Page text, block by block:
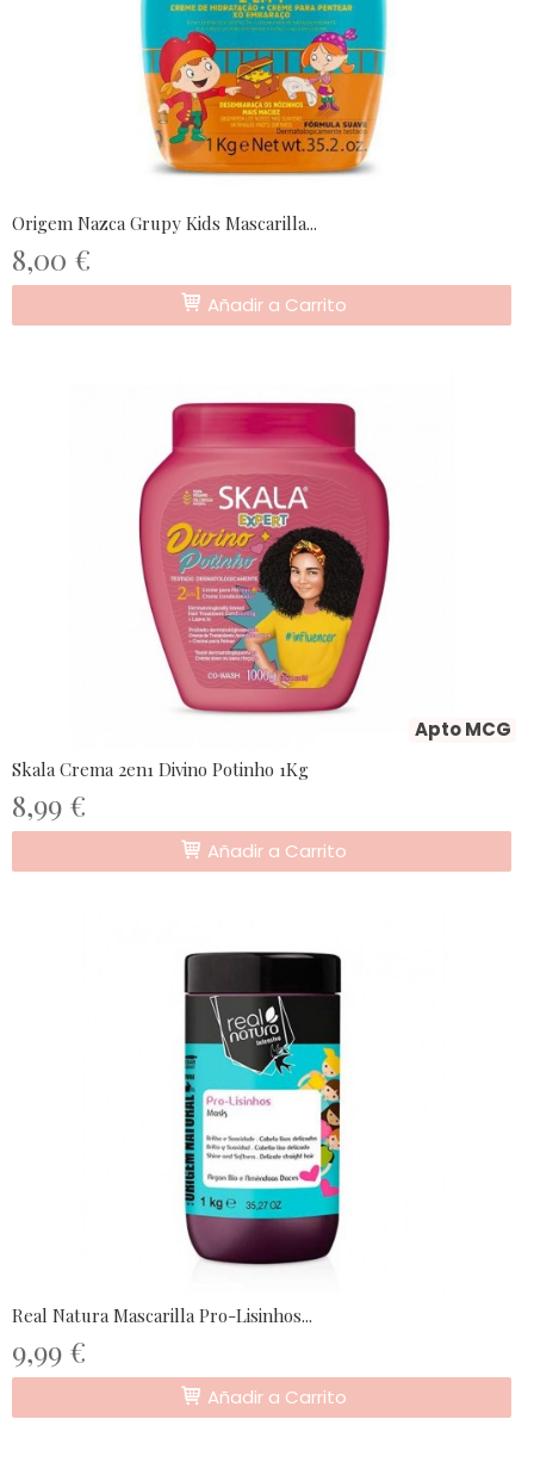
Origem Nazca Grupy Kids Mascarilla...
8,00 €
Añadir a Carrito
Apto MCG
Skala Crema 2en1 Divino Potinho 1Kg
8,99 €
Añadir a Carrito
Real Natura Mascarilla Pro-Lisinhos...
9,99 €
Añadir a Carrito